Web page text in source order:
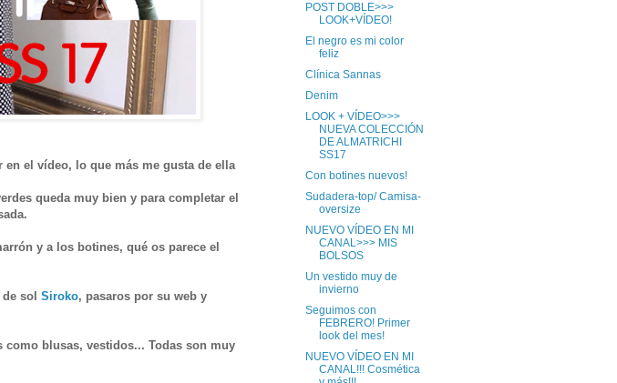
el vídeo, lo que más me gusta de ella
queda muy bien y para completar el
y a los botines, qué os parece el
sol Siroko, pasaros por su web y
como blusas, vestidos... Todas son muy
POST DOBLE>>>
LOOK+VÍDEO!
El negro es mi color
feliz
Clínica Sannas
Denim
LOOK + VÍDEO>>>
NUEVA COLECCIÓN
DE ALMATRICHI
SS17
Con botines nuevos!
Sudadera-top/ Camisa-
oversize
NUEVO VÍDEO EN MI
CANAL>>> MIS
BOLSOS
Un vestido muy de
invierno
Seguimos con
FEBRERO! Primer
look del mes!
NUEVO VÍDEO EN MI
CANAL!!! Cosmética